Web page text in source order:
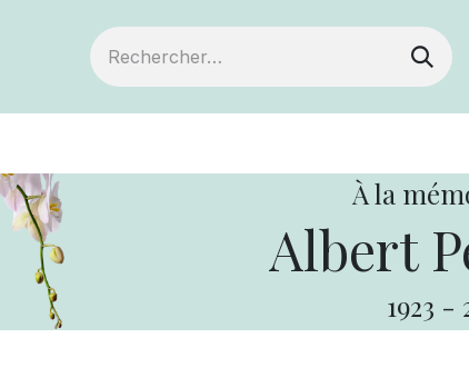
À la
Albert
1923 -